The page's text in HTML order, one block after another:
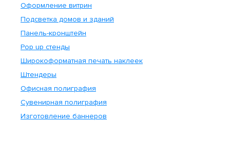
Оформление витрин
Подсветка домов и зданий
Панель-кронштейн
Pop up стенды
Широкоформатная печать наклеек
Штендеры
Офисная полиграфия
Сувенирная полиграфия
Изготовление баннеров